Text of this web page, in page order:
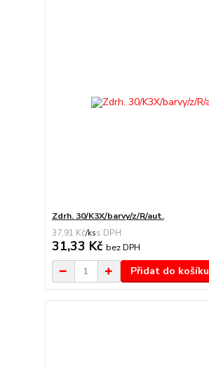
Zdrh. 30/K3X/barvy/z/R/aut.
37,91 Kč/ks
31,33 Kč bez DPH
Přidat do košíku